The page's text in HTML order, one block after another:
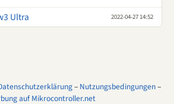
Ultra 2022-04-27 14:52
– Nutzungsbedingungen–
auf Mikrocontroller.net